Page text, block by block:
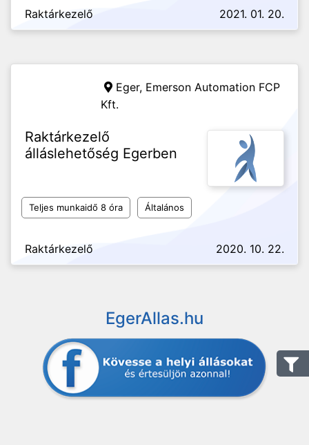
Raktárkezelő 2021. 01. 20.
Eger, Emerson Automation FCP
Kft.
Raktárkezelő
álláslehetőség Egerben
Teljes munkaidő 8 óra Általános
Raktárkezelő 2020. 10. 22.
EgerAllas.hu